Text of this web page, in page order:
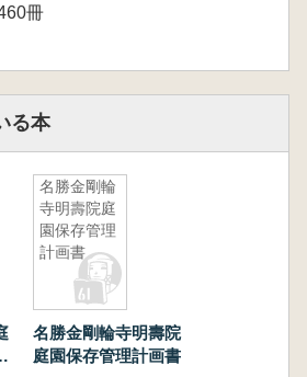
冊
る本
名勝金剛輪
寺明壽院庭
園保存管理
計画書
名勝金剛輪寺明壽院
庭園保存管理計画書